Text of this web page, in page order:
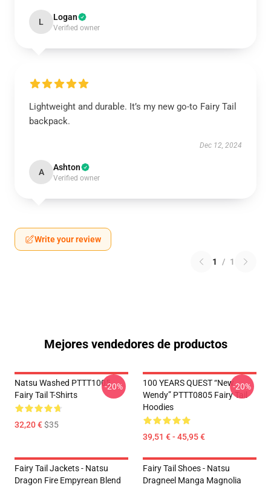
L Logan
Verified owner
Lightweight and durable. It’s my new go-to Fairy Tail
backpack.
Dec 12, 2024
A Ashton
Verified owner
Write your review
1 / 1
Mejores vendedores de productos
Natsu Washed PTTT1005
Fairy Tail T-Shirts
32,20 €$35
-20%
100 YEARS QUEST “New
Wendy” PTTT0805 Fairy Tail
Hoodies
39,51 € - 45,95 €
-20%
Fairy Tail Jackets - Natsu
Dragon Fire Empyrean Blend
Fairy Tail Shoes - Natsu
Dragneel Manga Magnolia